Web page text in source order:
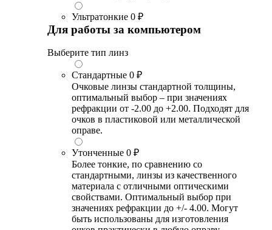
Ультратонкие 0 ₽
Для работы за компьютером
Выберите тип линз
Стандартные 0 ₽
Очковые линзы стандартной толщины,
оптимальный выбор – при значениях
рефракции от -2.00 до +2.00. Подходят для
очков в пластиковой или металлической
оправе.
Утонченные 0 ₽
Более тонкие, по сравнению со
стандартными, линзы из качественного
материала с отличными оптическими
свойствами. Оптимальный выбор при
значениях рефракции до +/- 4.00. Могут
быть использованы для изготовления